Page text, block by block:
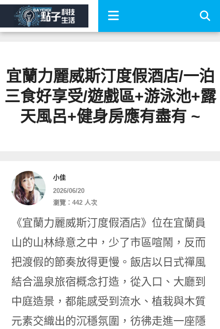
宜蘭力麗威斯汀度假酒店/一泊
三食好享受/遊戲區+游泳池+露
天風呂+健身房應有盡有 ~
小佳
2026/06/20
瀏覽：442 人次
《宜蘭力麗威斯汀度假酒店》位在宜蘭員
山的山林綠意之中，少了市區喧鬧，反而
把渡假的節奏放得更慢。飯店以日式禪風
結合溫泉旅宿概念打造，從入口、大廳到
中庭造景，都能感受到流水、植栽與木質
元素交織出的沉穩氛圍，彷彿走進一座隱